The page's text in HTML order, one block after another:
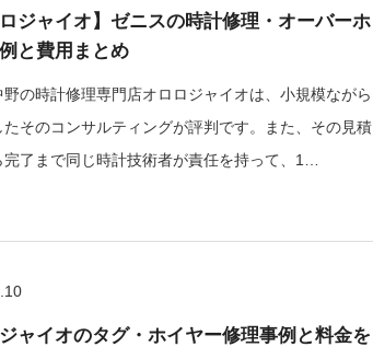
ロジャイオ】ゼニスの時計修理・オーバーホ
と費用まとめ
野の時計修理専門店オロロジャイオは、小規模ながら
たそのコンサルティングが評判です。また、その見積
完了まで同じ時計技術者が責任を持って、1…
ャイオのタグ・ホイヤー修理事例と料金を